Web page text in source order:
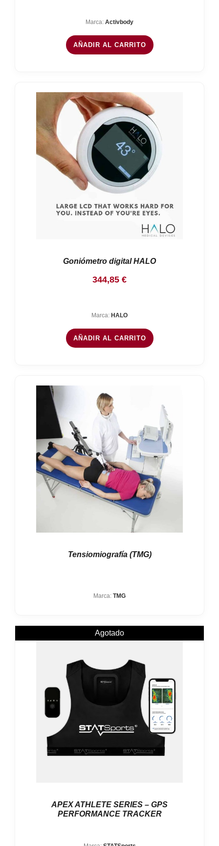
Marca: Activbody
AÑADIR AL CARRITO
Goniómetro digital HALO
344,85 €
Marca: HALO
AÑADIR AL CARRITO
Tensiomiografía (TMG)
Marca: TMG
Agotado
APEX ATHLETE SERIES – GPS
PERFORMANCE TRACKER